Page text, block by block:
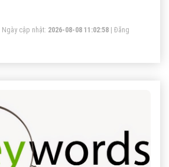
| Ngày cập nhật: 2026-08-08 11:02:58
Đăng